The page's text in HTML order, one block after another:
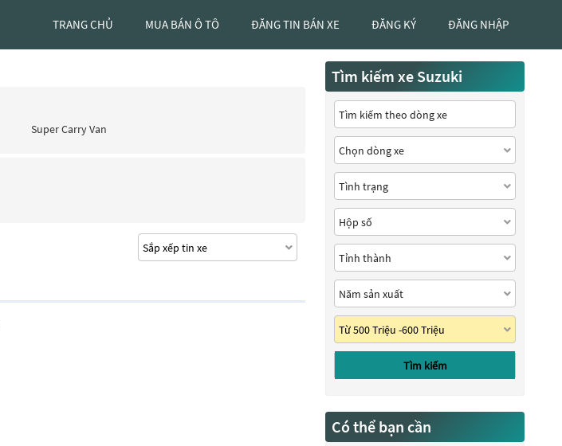
TRANG CHỦ MUA BÁN Ô TÔ ĐĂNG TIN BÁN XE ĐĂNG KÝ ĐĂNG NHẬP
Super Carry Van
Tìm kiếm xe Suzuki
Tìm kiếm
Có thể bạn cần